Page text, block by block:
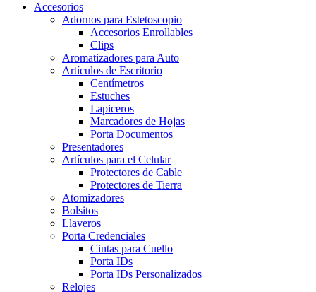
Accesorios
Adornos para Estetoscopio
Accesorios Enrollables
Clips
Aromatizadores para Auto
Artículos de Escritorio
Centímetros
Estuches
Lapiceros
Marcadores de Hojas
Porta Documentos
Presentadores
Artículos para el Celular
Protectores de Cable
Protectores de Tierra
Atomizadores
Bolsitos
Llaveros
Porta Credenciales
Cintas para Cuello
Porta IDs
Porta IDs Personalizados
Relojes